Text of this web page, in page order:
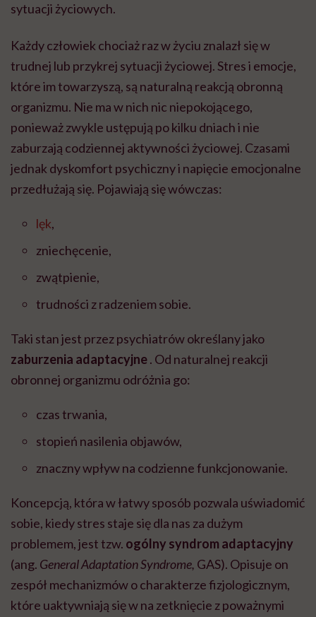
sytuacji życiowych.
Każdy człowiek chociaż raz w życiu znalazł się w
trudnej lub przykrej sytuacji życiowej. Stres i emocje,
które im towarzyszą, są naturalną reakcją obronną
organizmu. Nie ma w nich nic niepokojącego,
ponieważ zwykle ustępują po kilku dniach i nie
zaburzają codziennej aktywności życiowej. Czasami
jednak dyskomfort psychiczny i napięcie emocjonalne
przedłużają się. Pojawiają się wówczas:
lęk,
zniechęcenie,
zwątpienie,
trudności z radzeniem sobie.
Taki stan jest przez psychiatrów określany jako
zaburzenia adaptacyjne. Od naturalnej reakcji
obronnej organizmu odróżnia go:
czas trwania,
stopień nasilenia objawów,
znaczny wpływ na codzienne funkcjonowanie.
Koncepcją, która w łatwy sposób pozwala uświadomić
sobie, kiedy stres staje się dla nas za dużym
problemem, jest tzw. ogólny syndrom adaptacyjny
(ang. General Adaptation Syndrome, GAS). Opisuje on
zespół mechanizmów o charakterze fizjologicznym,
które uaktywniają się w na zetknięcie z poważnymi